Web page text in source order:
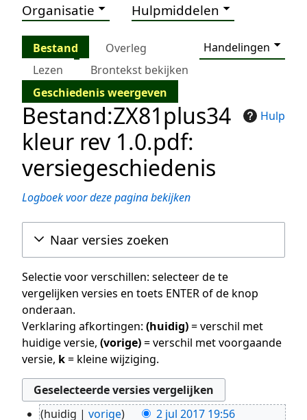
Organisatie Hulpmiddelen
Bestand Overleg
Handelingen
Lezen
Brontekst bekijken
Geschiedenis weergeven
Hulp
Bestand:ZX81plus34
kleur rev 1.0.pdf:
versiegeschiedenis
Logboek voor deze pagina bekijken
Naar versies zoeken
Selectie voor verschillen: selecteer de te
vergelijken versies en toets ENTER of de knop
onderaan.
Verklaring afkortingen: (huidig)= verschil met
huidige versie, (vorige)= verschil met voorgaande
versie, k= kleine wijziging.
huidig vorige
2 jul 2017 19:56